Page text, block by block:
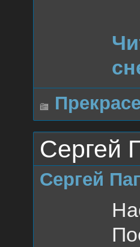
Сергей
Сергей